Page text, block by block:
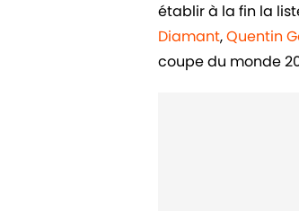
établir à la fin la
Diamant,Quentin
coupe du monde